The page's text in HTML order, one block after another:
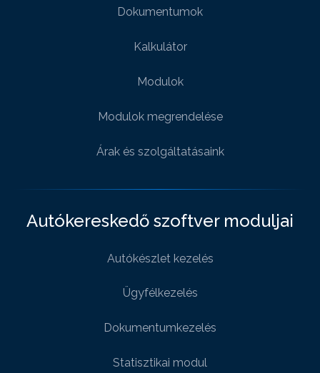
Dokumentumok
Kalkulátor
Modulok
Modulok megrendelése
Árak és szolgáltatásaink
Autókereskedő szoftver moduljai
Autókészlet kezelés
Ügyfélkezelés
Dokumentumkezelés
Statisztikai modul